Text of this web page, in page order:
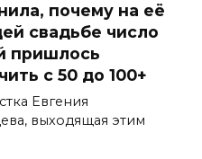
почему на её
свадьбе число
пришлось
с 50 до 100+
Евгения
выходящая этим